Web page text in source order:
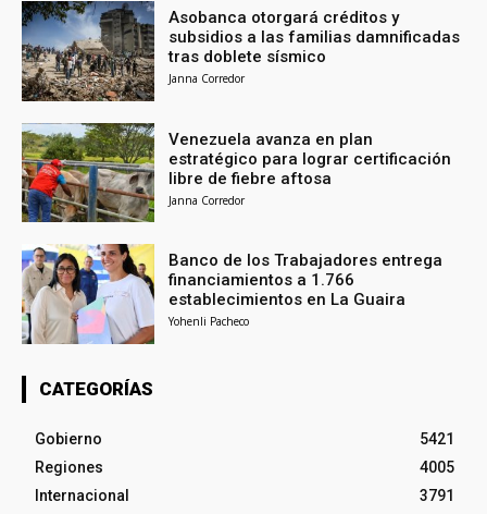
Asobanca otorgará créditos y
subsidios a las familias damnificadas
tras doblete sísmico
Janna Corredor
Venezuela avanza en plan
estratégico para lograr certificación
libre de fiebre aftosa
Janna Corredor
Banco de los Trabajadores entrega
financiamientos a 1.766
establecimientos en La Guaira
Yohenli Pacheco
CATEGORÍAS
Gobierno
5421
Regiones
4005
Internacional
3791